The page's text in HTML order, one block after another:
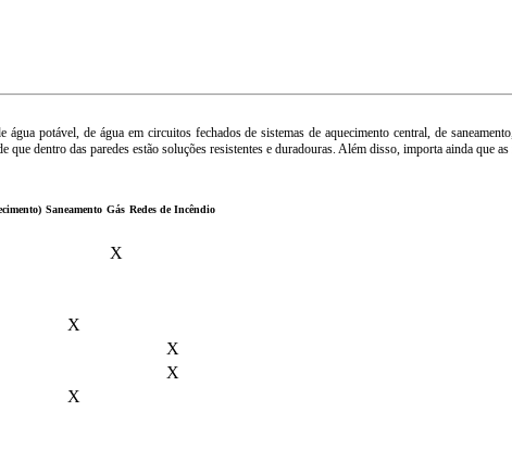
potável, de água em circuitos fechados de sistemas de aquecimento central, de
dentro das paredes estão soluções resistentes e duradouras. Além disso, importa ainda que
Saneamento Gás Redes de Incêndio
X
X
X
X
X